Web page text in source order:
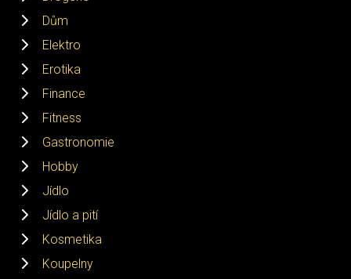
Dům
Elektro
Erotika
Finance
Fitness
Gastronomie
Hobby
Jídlo
Jídlo a pití
Kosmetika
Koupelny